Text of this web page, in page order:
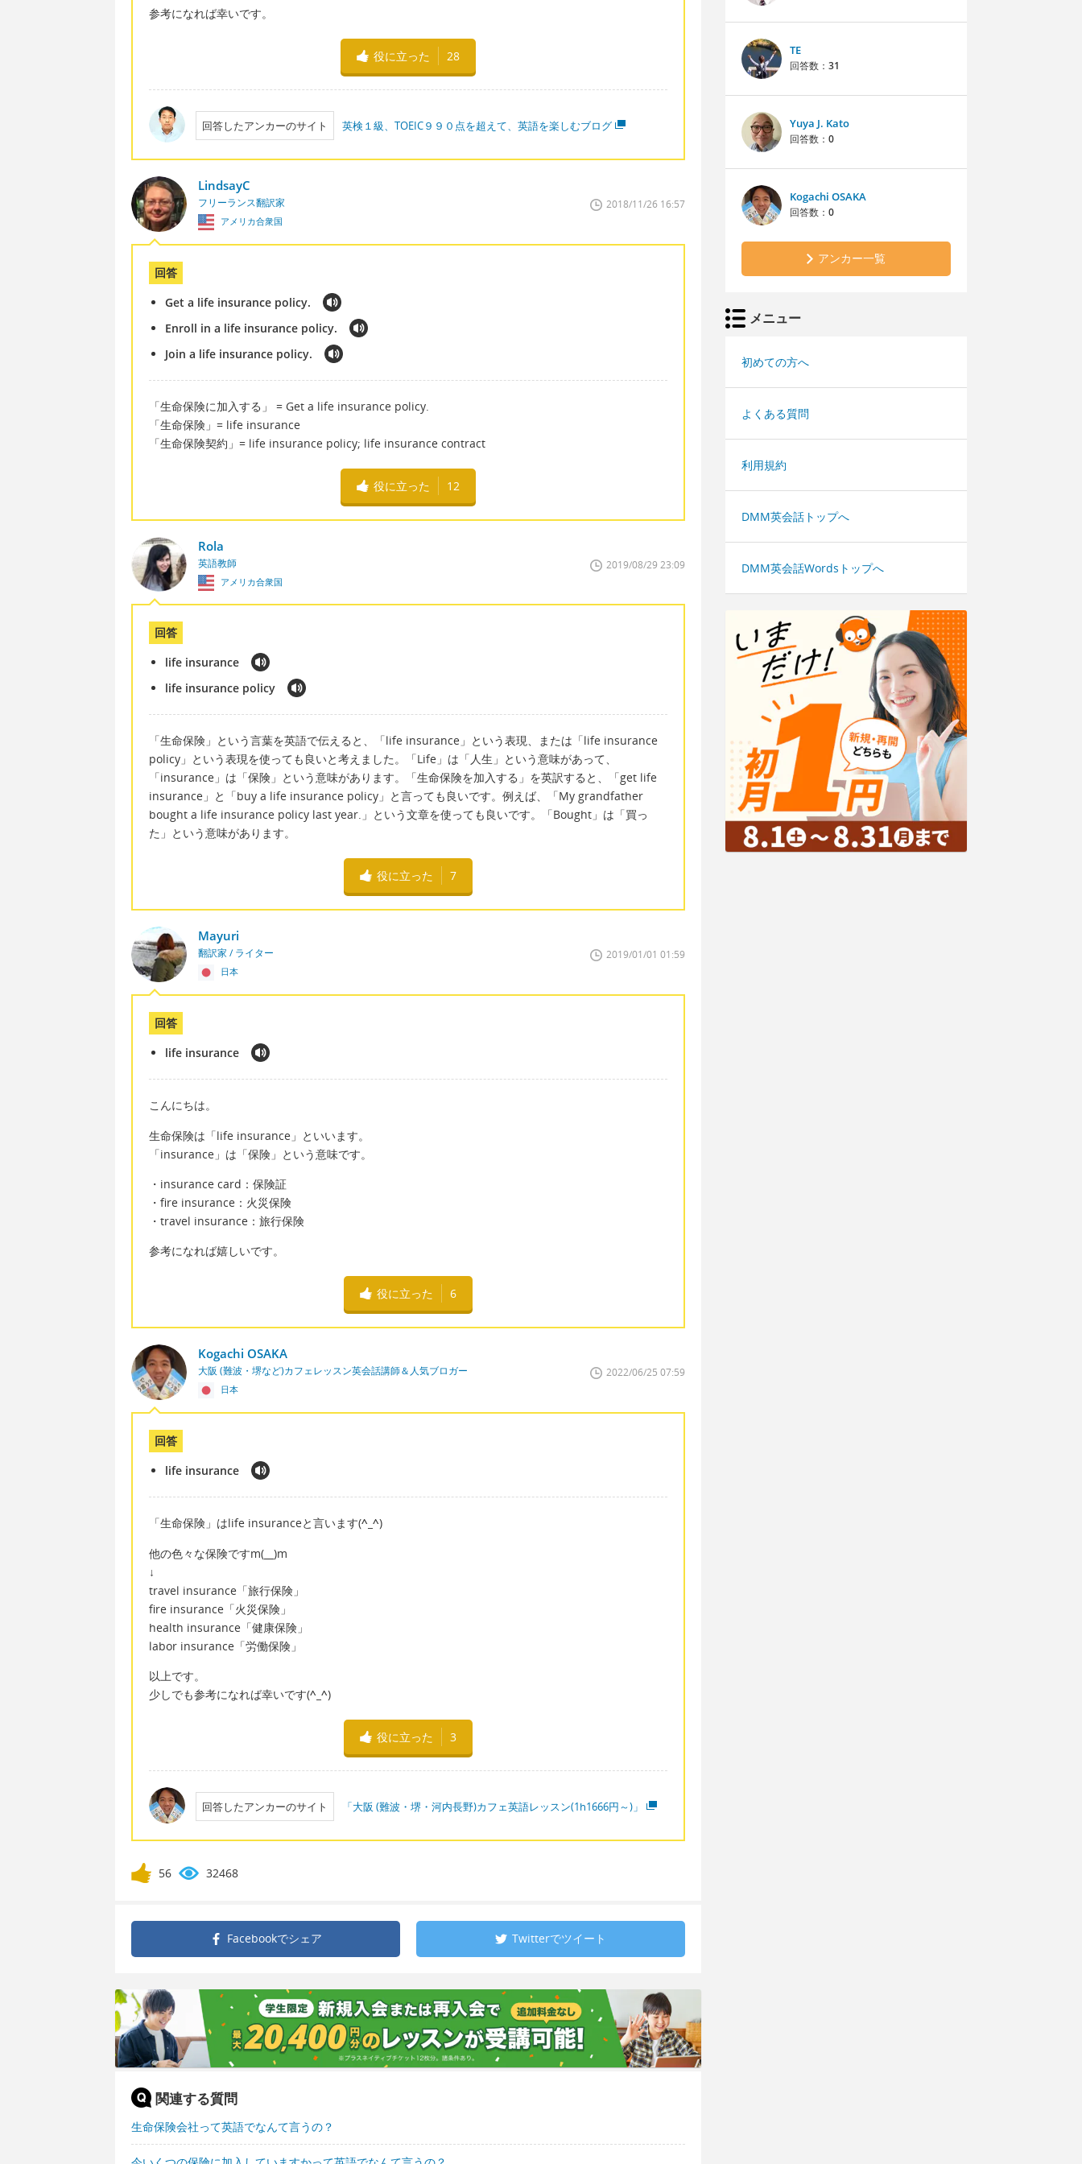
参考になれば幸いです。
役に立った 28
回答したアンカーのサイト 英検１級、TOEIC９９０点を超えて、英語を楽しむブログ
LindsayC
フリーランス翻訳家
アメリカ合衆国
2018/11/26 16:57
回答
Get a life insurance policy.
Enroll in a life insurance policy.
Join a life insurance policy.
「生命保険に加入する」 = Get a life insurance policy.
「生命保険」= life insurance
「生命保険契約」= life insurance policy; life insurance contract
役に立った 12
Rola
英語教師
アメリカ合衆国
2019/08/29 23:09
回答
life insurance
life insurance policy
「生命保険」という言葉を英語で伝えると、「life insurance」という表現、または「life insurance
policy」という表現を使っても良いと考えました。「Life」は「人生」という意味があって、
「insurance」は「保険」という意味があります。「生命保険を加入する」を英訳すると、「get life
insurance」と「buy a life insurance policy」と言っても良いです。例えば、「My grandfather
bought a life insurance policy last year.」という文章を使っても良いです。「Bought」は「買っ
た」という意味があります。
役に立った 7
Mayuri
翻訳家 / ライター
日本
2019/01/01 01:59
回答
life insurance
こんにちは。
生命保険は「life insurance」といいます。
「insurance」は「保険」という意味です。
・insurance card：保険証
・fire insurance：火災保険
・travel insurance：旅行保険
参考になれば嬉しいです。
役に立った 6
Kogachi OSAKA
大阪 (難波・堺など)カフェレッスン英会話講師＆人気ブロガー
日本
2022/06/25 07:59
回答
life insurance
「生命保険」はlife insuranceと言います(^_^)
他の色々な保険ですm(__)m
↓
travel insurance「旅行保険」
fire insurance「火災保険」
health insurance「健康保険」
labor insurance「労働保険」
以上です。
少しでも参考になれば幸いです(^_^)
役に立った 3
回答したアンカーのサイト 「大阪 (難波・堺・河内長野)カフェ英語レッスン(1h1666円～)」
56 32468
Facebookでシェア Twitterでツイート
関連する質問
生命保険会社って英語でなんて言うの？
TE
回答数： 31
Yuya J. Kato
回答数： 0
Kogachi OSAKA
回答数： 0
アンカー一覧
メニュー
初めての方へ
よくある質問
利用規約
DMM英会話トップへ
DMM英会話Wordsトップへ